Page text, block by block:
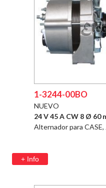
1-3244-00BO
NUEVO
24 V 45 A CW 8 Ø 60
Alternador para CASE,
+ Info